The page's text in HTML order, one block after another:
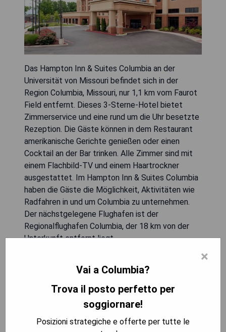
Das Hampton Inn & Suites Columbia an der
Universität von Missouri befindet sich in der
Region Columbia, Missouri, nur 1,1 km vom Faurot
Field entfernt. Dieses 3-Sterne-Hotel bietet
Zimmerservice und eine rund um die Uhr besetzte
Rezeption. Die Gäste können in dem Restaurant
amerikanische Gerichte genießen oder einen
Cocktail an der Bar trinken. Alle Zimmer sind mit
einem Flachbild-TV und einem Haartrockner
ausgestattet. Im Hampton Inn & Suites Columbia
haben die Gäste die Möglichkeit, Aktivitäten wie
Radfahren in und um Columbia zu unternehmen.
Der nächstgelegene Flughafen ist der
Regionalflughafen Columbia, der 18 km von der
Unterkunft entfernt liegt.
- Kostenloses Frühstück verfügbar
- Fitnesscenter und Pool vorhanden
- Kostenfreies WLAN im gesamten Hotel
- Freundliches Personal und Serviceleistungen
×
Vai a Columbia?
Trova il posto perfetto per
soggiornare!
Posizioni strategiche e offerte per tutte le